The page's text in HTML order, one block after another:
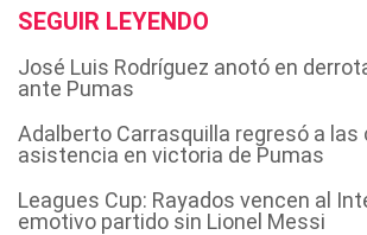
SEGUIR LEYENDO
José Luis Rodríguez anotó en
ante Pumas
Adalberto Carrasquilla regresó a las
asistencia en victoria de Pumas
Leagues Cup: Rayados vencen al
emotivo partido sin Lionel Messi